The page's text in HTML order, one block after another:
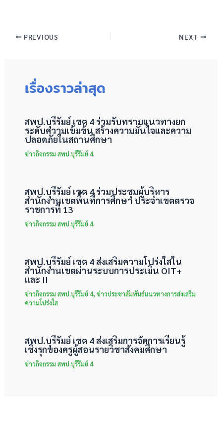
PREVIOUS NEXT
เรื่องราวล่าสุด
สพป.บุรีรัมย์ เขต 4 ร่วมรับทราบแนวทางยก
ระดับความเข้มข้น สร้างความมั่นใจและความ
ปลอดภัยในสถานศึกษา
ข่าวกิจกรรม สพป.บุรีรัมย์ 4
สพป.บุรีรัมย์ เขต 4 ร่วมประชุมผู้บริหาร
สำนักงานเขตพื้นที่การศึกษา ประจำเขตตรวจ
ราชการที่ 13
ข่าวกิจกรรม สพป.บุรีรัมย์ 4
สพป.บุรีรัมย์ เขต 4 ส่งเสริมความโปร่งใสใน
สำนักงานเขตผ่านระบบการประเมิน OIT+
และ II
ข่าวกิจกรรม สพป.บุรีรัมย์ 4, ข่าวประชาสัมพันธ์แนวทางการส่งเสริม
ความโปร่งใส
สพป.บุรีรัมย์ เขต 4 ส่งเสริมการจัดการเรียนรู้
เชิงรุกของครูผู้สอนรายวิชาสังคมศึกษา
ข่าวกิจกรรม สพป.บุรีรัมย์ 4